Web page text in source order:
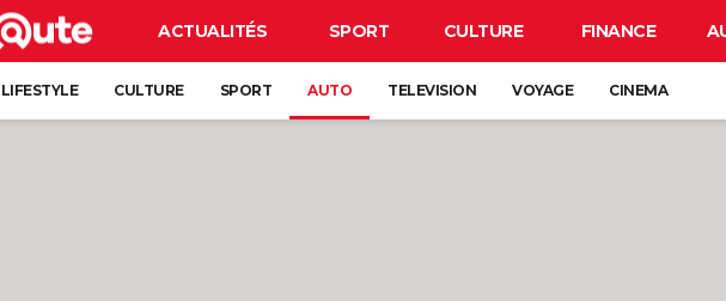
ACTUALITÉS SPORT CULTURE FINANCE
LIFESTYLE CULTURE SPORT AUTO TELEVISION VOYAGE CINEMA